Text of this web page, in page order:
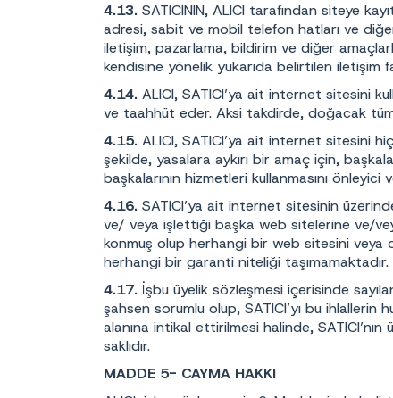
4.13. SATICININ, ALICI tarafından siteye
adresi, sabit ve mobil telefon hatları ve
iletişim, pazarlama, bildirim ve diğer
kendisine yönelik yukarıda belirtilen
4.14. ALICI, SATICI’ya ait internet sitesini
ve taahhüt eder. Aksi takdirde, doğacak tüm
4.15. ALICI, SATICI’ya ait internet sitesini
şekilde, yasalara aykırı bir amaç için,
başkalarının hizmetleri kullanmasını
4.16. SATICI’ya ait internet sitesinin
ve/ veya işlettiği başka web sitelerine ve/
konmuş olup herhangi bir web sitesini
herhangi bir garanti niteliği taşımamaktadır.
4.17. İşbu üyelik sözleşmesi içerisinde
şahsen sorumlu olup, SATICI’yı bu ihlallerin
alanına intikal ettirilmesi halinde,
saklıdır.
MADDE 5- CAYMA HAKKI